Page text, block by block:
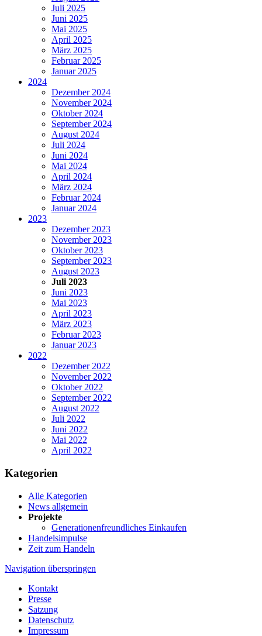
Juli 2025
Juni 2025
Mai 2025
April 2025
März 2025
Februar 2025
Januar 2025
2024
Dezember 2024
November 2024
Oktober 2024
September 2024
August 2024
Juli 2024
Juni 2024
Mai 2024
April 2024
März 2024
Februar 2024
Januar 2024
2023
Dezember 2023
November 2023
Oktober 2023
September 2023
August 2023
Juli 2023
Juni 2023
Mai 2023
April 2023
März 2023
Februar 2023
Januar 2023
2022
Dezember 2022
November 2022
Oktober 2022
September 2022
August 2022
Juli 2022
Juni 2022
Mai 2022
April 2022
Kategorien
Alle Kategorien
News allgemein
Projekte
Generationenfreundliches Einkaufen
Handelsimpulse
Zeit zum Handeln
Navigation überspringen
Kontakt
Presse
Satzung
Datenschutz
Impressum